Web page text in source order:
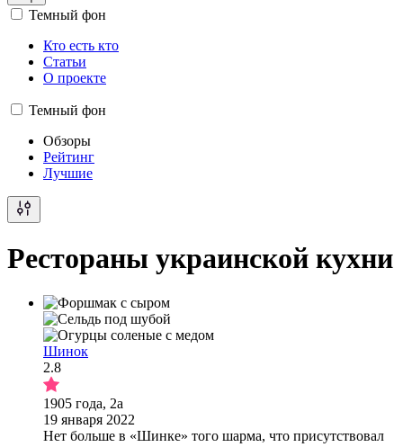
Темный фон
Кто есть кто
Статьи
О проекте
Темный фон
Обзоры
Рейтинг
Лучшие
Рестораны украинской кухни
Шинок
2.8
1905 года, 2а
19 января 2022
Нет больше в «Шинке» того шарма, что присутствовал